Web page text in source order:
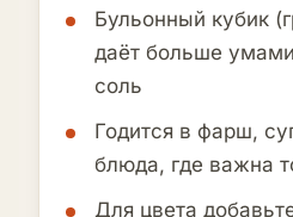
Бульонный кубик
даёт больше
соль
Годится в фарш,
блюда, где важна
Для цвета